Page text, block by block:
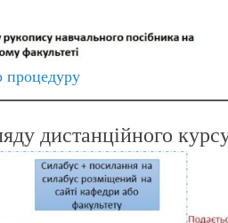
процедуру
дистанційного